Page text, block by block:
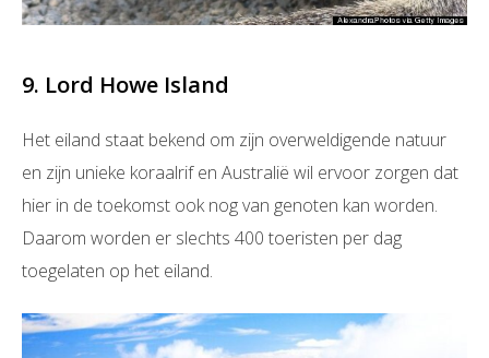
9. Lord Howe Island
Het eiland staat bekend om zijn overweldigende natuur
en zijn unieke koraalrif en Australië wil ervoor zorgen dat
hier in de toekomst ook nog van genoten kan worden.
Daarom worden er slechts 400 toeristen per dag
toegelaten op het eiland.